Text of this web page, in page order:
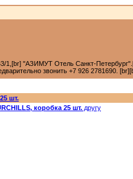
1,[br] "АЗИМУТ Отель Санкт-
звонить +7 926 2781690.
шт.
коробка 25 шт. другу